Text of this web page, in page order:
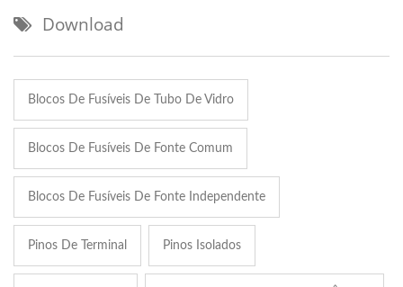
Download
Blocos De Fusíveis De Tubo De Vidro
Blocos De Fusíveis De Fonte Comum
Blocos De Fusíveis De Fonte Independente
Pinos De Terminal Pinos Isolados